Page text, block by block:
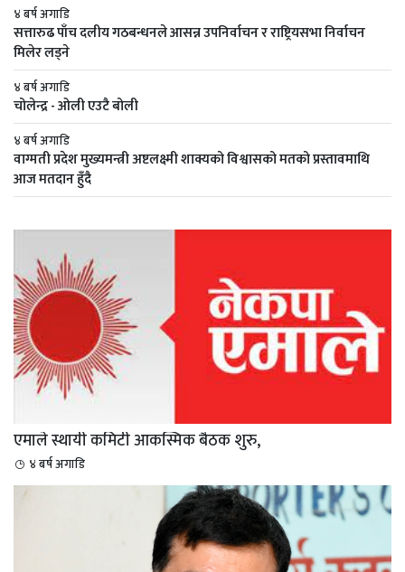
४ बर्ष अगाडि
सत्तारुढ पाँच दलीय गठबन्धनले आसन्न उपनिर्वाचन र राष्ट्रियसभा निर्वाचन
मिलेर लड्ने
४ बर्ष अगाडि
चोलेन्द्र - ओली एउटै बोली
४ बर्ष अगाडि
वाग्मती प्रदेश मुख्यमन्त्री अष्टलक्ष्मी शाक्यको विश्वासको मतको प्रस्तावमाथि
आज मतदान हुँदै
एमाले स्थायी कमिटी आकस्मिक बैठक शुरु,
४ बर्ष अगाडि